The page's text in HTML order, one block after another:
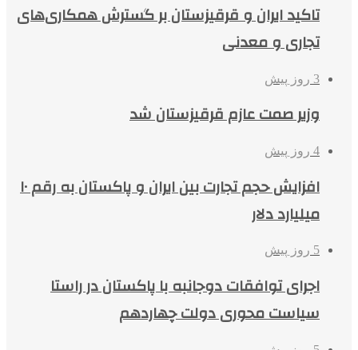
تاکید ایران و قرقیزستان بر گسترش همکاری‌های
تجاری و معدنی
3 روز پیش
وزیر صمت عازم قرقیزستان شد
4 روز پیش
افزایش حجم تجارت بین ایران و پاکستان به رقم ۱۰
میلیارد دلار
5 روز پیش
اجرای توافقات دوجانبه با پاکستان در راستا
سیاست محوری دولت چهاردهم